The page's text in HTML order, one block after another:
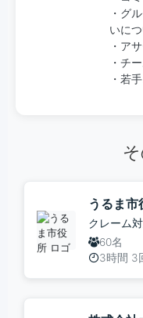
・グ
いにつ
・ア
・チ
・若
うるま市
クレーム
60名
3時間 3